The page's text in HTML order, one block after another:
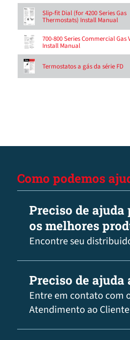
Slip-fit Dial (for 4200 Series Gas
Thermostats) Install Manual
700-800 Series Commercial Gas
Install Manual
Termostatos a gás da série FD
Como podemos
Preciso de ajuda
os melhores
Encontre seu
Preciso de ajuda
Entre em contato com
Atendimento ao Cliente